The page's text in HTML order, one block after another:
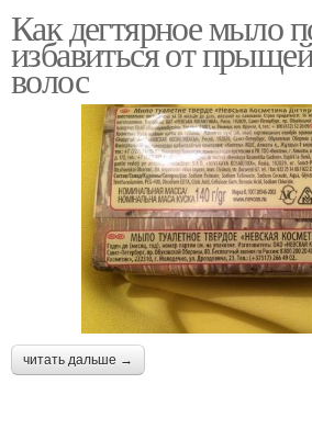
дегтярным мылом
Мыло на прыщи
Мыло для достижения
Как дегтярное мыло
избавиться от
волос
читать дальше →